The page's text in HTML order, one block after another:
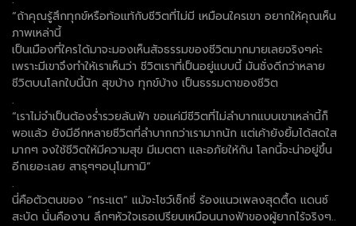
“ถ้าคุณรู้สึกทุกข์หรือท้อแท้กับชีวิตที่ไม่มี เหมือนใครเขา อยากให้คุณเห็น
ภาพเหล่านี้
เป็นเมืองที่ใครได้มาจะมองเห็นสัจธรรมของชีวิตมากมายเลยจริงๆค่ะ
เพราะมีเขาจึงทำให้เราเห็นว่า ชีวิตเราที่เป็นอยู่แบบนี้ มันชั่งดีกว่าหลาย
ชีวิตบนโลกใบนี้นัก สุขบ้าง ทุกข์บ้าง เป็นธรรมดาของชีวิต
.
“เราไม่จำเป็นต้องร่ำรวยล้นฟ้า ขอแค่มีชีวิตที่ไม่ลำบากแบบเขาเหล่านี้ก็
พอแล้ว ยังมีอีกหลายชีวิตที่ลำบากกว่าเรามากนัก แต่เค้ายังยิ้มได้สดใส
มากๆ จงใช้ชีวิตให้มีความสุข มีเมตตา และอภัยให้กัน โลกนี้จะน่าอยู่ขึ้น
อีกเยอะเลย สาธุๆๆอนุโมทามิ”
.
นี่คือตัวตนของ “กระแต” แม้จะโชว์เซ็กซี่ ร้องแนวเพลงสุดตื้ด แดนซ์
สะบัด นั่นคืองาน ลึกๆหัวใจเธอเปรียบเหมือนนางฟ้าของผู้ยากไร้จริงๆ..